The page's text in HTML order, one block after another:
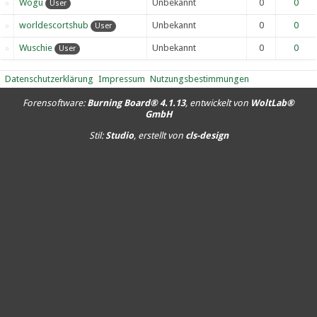
Wogu User Unbekannt 0 0
worldescortshub User Unbekannt 0 0
Wuschie User Unbekannt 0 0
Datenschutzerklärung Impressum Nutzungsbestimmungen
Forensoftware: Burning Board® 4.1.13, entwickelt von WoltLab®
GmbH
Stil:Studio, erstellt von cls-design